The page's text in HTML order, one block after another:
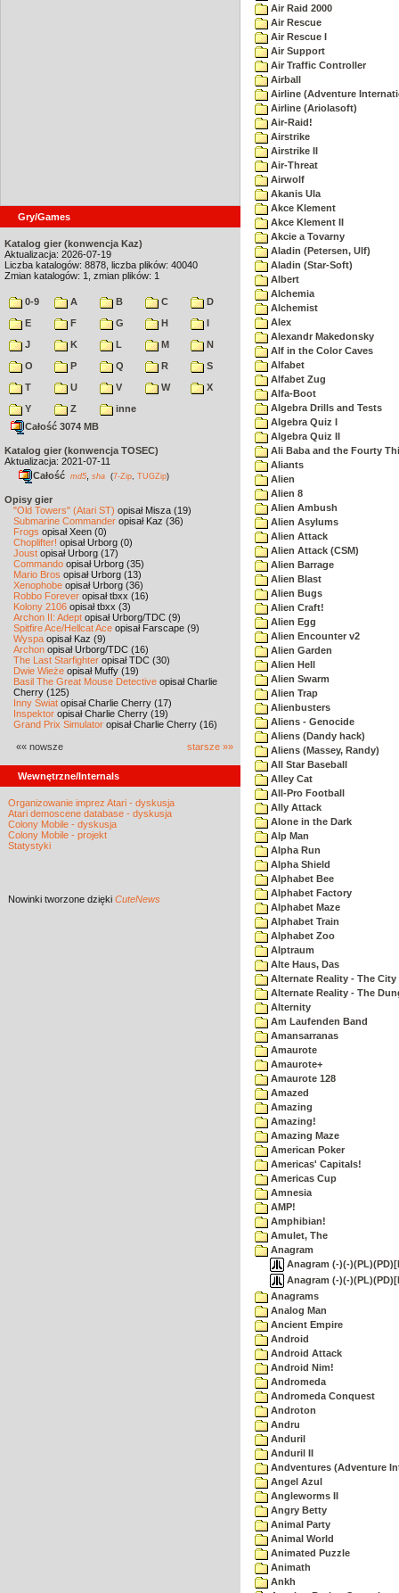
Gry/Games
Katalog gier (konwencja Kaz)
Aktualizacja: 2026-07-19
Liczba katalogów: 8878, liczba plików: 40040
Zmian katalogów: 1, zmian plików: 1
0-9 A B C
D
E
F G H
I
J
K L M
N
O
P Q R
S
T
U V W
X
Y
Z
inne
Całość 3074 MB
Katalog gier (konwencja TOSEC)
Aktualizacja: 2021-07-11
Całość md5 sha (7-Zip TUGZip)
Opisy gier
"Old Towers" (Atari ST) opisał Misza (19)
Submarine Commander opisał Kaz (36)
Frogs opisał Xeen (0)
Choplifter! opisał Urborg (0)
Joust opisał Urborg (17)
Commando opisał Urborg (35)
Mario Bros opisał Urborg (13)
Xenophobe opisał Urborg (36)
Robbo Forever opisał tbxx (16)
Kolony 2106 opisał tbxx (3)
Archon II: Adept opisał Urborg/TDC (9)
Spitfire Ace/Hellcat Ace opisał Farscape (9)
Wyspa opisał Kaz (9)
Archon opisał Urborg/TDC (16)
The Last Starfighter opisał TDC (30)
Dwie Wieże opisał Muffy (19)
Basil The Great Mouse Detective opisał Charlie
Cherry (125)
Inny Świat opisał Charlie Cherry (17)
Inspektor opisał Charlie Cherry (19)
Grand Prix Simulator opisał Charlie Cherry (16)
«« nowsze starsze »»
Wewnętrzne/Internals
Organizowanie imprez Atari - dyskusja
Atari demoscene database - dyskusja
Colony Mobile - dyskusja
Colony Mobile - projekt
Statystyki
Nowinki tworzone dzięki CuteNews
Air Raid 2000
Air Rescue
Air Rescue I
Air Support
Air Traffic Controller
Airball
Airline (Adventure
Airline (Ariolasoft)
Air-Raid!
Airstrike
Airstrike II
Air-Threat
Airwolf
Akanis Ula
Akce Klement
Akce Klement II
Akcie a Tovarny
Aladin (Petersen, Ulf)
Aladin (Star-Soft)
Albert
Alchemia
Alchemist
Alex
Alexandr Makedonsky
Alf in the Color Caves
Alfabet
Alfabet Zug
Alfa-Boot
Algebra Drills and Tests
Algebra Quiz I
Algebra Quiz II
Ali Baba and the Fourty
Aliants
Alien
Alien 8
Alien Ambush
Alien Asylums
Alien Attack
Alien Attack (CSM)
Alien Barrage
Alien Blast
Alien Bugs
Alien Craft!
Alien Egg
Alien Encounter v2
Alien Garden
Alien Hell
Alien Swarm
Alien Trap
Alienbusters
Aliens - Genocide
Aliens (Dandy hack)
Aliens (Massey, Randy)
All Star Baseball
Alley Cat
All-Pro Football
Ally Attack
Alone in the Dark
Alp Man
Alpha Run
Alpha Shield
Alphabet Bee
Alphabet Factory
Alphabet Maze
Alphabet Train
Alphabet Zoo
Alptraum
Alte Haus, Das
Alternate Reality - The City
Alternate Reality - The
Alternity
Am Laufenden Band
Amansarranas
Amaurote
Amaurote+
Amaurote 128
Amazed
Amazing
Amazing!
Amazing Maze
American Poker
Americas' Capitals!
Americas Cup
Amnesia
AMP!
Amphibian!
Amulet, The
Anagram
Anagram (-)(-
Anagram (-)(-
Anagrams
Analog Man
Ancient Empire
Android
Android Attack
Android Nim!
Andromeda
Andromeda Conquest
Androton
Andru
Anduril
Anduril II
Andventures (Adventure
Angel Azul
Angleworms II
Angry Betty
Animal Party
Animal World
Animated Puzzle
Animath
Ankh